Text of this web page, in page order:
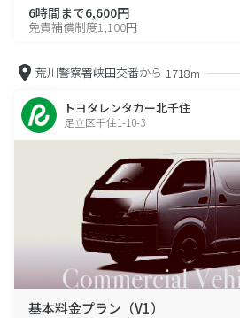
6時間まで6,600円
免責補償制度1,100円
荒川警察署峡田交番から 1718m
トヨタレンタカー北千住
足立区千住1-10-3
基本料金プラン（V1）